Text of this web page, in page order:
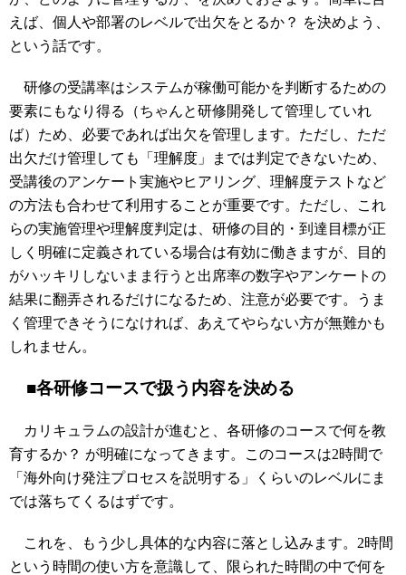
えば、個人や部署のレベルで出欠をとるか？ を決めよう、
という話です。
研修の受講率はシステムが稼働可能かを判断するための
要素にもなり得る（ちゃんと研修開発して管理していれ
ば）ため、必要であれば出欠を管理します。ただし、ただ
出欠だけ管理しても「理解度」までは判定できないため、
受講後のアンケート実施やヒアリング、理解度テストなど
の方法も合わせて利用することが重要です。ただし、これ
らの実施管理や理解度判定は、研修の目的・到達目標が正
しく明確に定義されている場合は有効に働きますが、目的
がハッキリしないまま行うと出席率の数字やアンケートの
結果に翻弄されるだけになるため、注意が必要です。うま
く管理できそうになければ、あえてやらない方が無難かも
しれません。
■各研修コースで扱う内容を決める
カリキュラムの設計が進むと、各研修のコースで何を教
育するか？ が明確になってきます。このコースは2時間で
「海外向け発注プロセスを説明する」くらいのレベルにま
では落ちてくるはずです。
これを、もう少し具体的な内容に落とし込みます。2時間
という時間の使い方を意識して、限られた時間の中で何を